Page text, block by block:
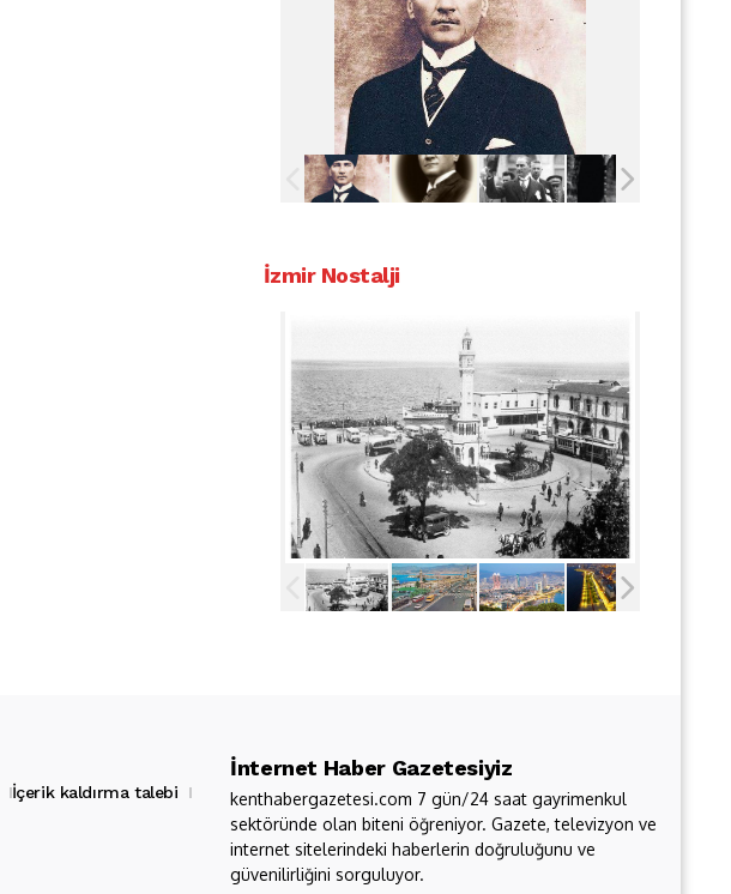
İzmir Nostalji
İçerik kaldırma talebi
İnternet Haber Gazetesiyiz
kenthabergazetesi.com 7 gün/24 saat gayrimenkul
sektöründe olan biteni öğreniyor. Gazete, televizyon ve
internet sitelerindeki haberlerin doğruluğunu ve
güvenilirliğini sorguluyor.